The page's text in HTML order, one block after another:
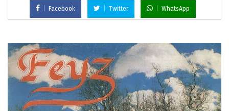
Facebook Twitter WhatsApp